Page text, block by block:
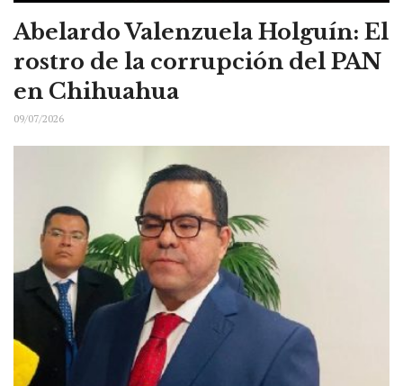
Abelardo Valenzuela Holguín: El
rostro de la corrupción del PAN
en Chihuahua
09/07/2026